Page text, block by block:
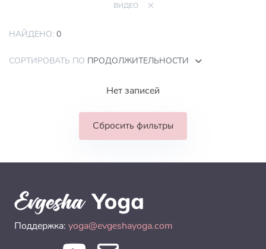
ВИДЕО
НАЙДЕНО: 0
СОРТИРОВАТЬ ПО ПРОДОЛЖИТЕЛЬНОСТИ
Нет записей
Сбросить фильтры
Поддержка: yoga@evgeshayoga.com